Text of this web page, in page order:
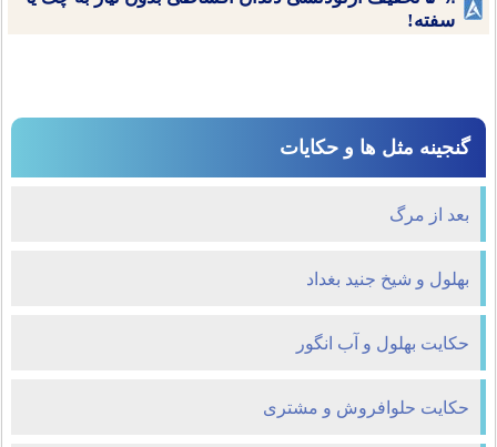
سفته!
گنجینه مثل ها و حکایات
بعد از مرگ
بهلول و شيخ جنيد بغداد
حکایت بهلول و آب انگور
حکایت حلوافروش و مشتری